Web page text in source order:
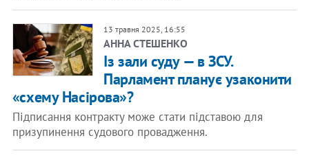
13 травня 2025, 16:55
АННА СТЕШЕНКО
Із зали суду — в ЗСУ.
Парламент планує узаконити
«схему Насірова»?
Підписання контракту може стати підставою для
призупинення судового провадження.